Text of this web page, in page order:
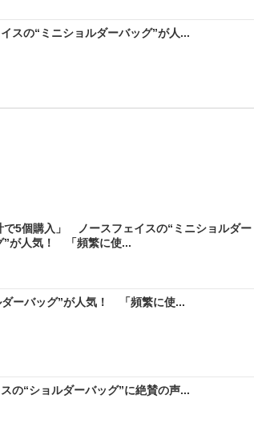
スの“ミニショルダーバッグ”が人...
で5個購入」 ノースフェイスの“ミニショルダー
”が人気！ 「頻繁に使...
ーバッグ”が人気！ 「頻繁に使...
の“ショルダーバッグ”に絶賛の声...